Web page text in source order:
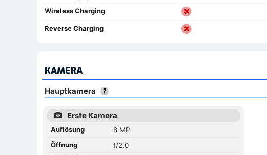
Wireless Charging
Reverse Charging
KAMERA
Hauptkamera
Erste Kamera
Auflösung
8 MP
Öffnung
f/2.0